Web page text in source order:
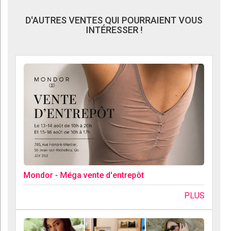
D'AUTRES VENTES QUI POURRAIENT VOUS
INTÉRESSER !
Mondor - Méga vente d'entrepôt
PLUS